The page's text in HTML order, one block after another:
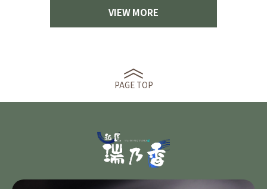
VIEW MORE
PAGE TOP